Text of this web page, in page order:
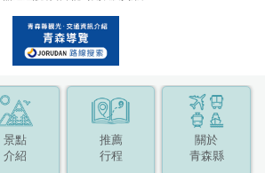
景點
介紹
推薦
行程
關於
青森縣